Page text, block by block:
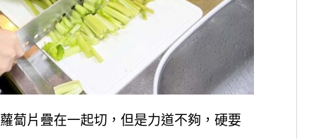
蔔片疊在一起切，但是力道不夠，硬要